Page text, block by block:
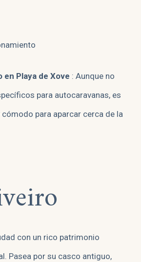
Playa de Xove : Aunque no
para autocaravanas, es
para aparcar cerca de la
con un rico patrimonio
Pasea por su casco antiguo,